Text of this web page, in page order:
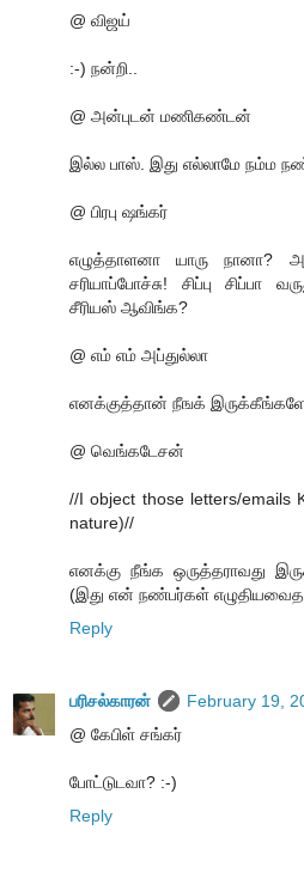
@ விஜய்
:-) நன்றி..
@ அன்புடன் மணிகண்டன்
இல்ல பாஸ். இது எல்லாமே நம்ம
@ பிரபு ஷங்கர்
எழுத்தாளனா யாரு நானா?
சரியாப்போச்சு! சிப்பு சிப்பா
சீரியஸ் ஆவிங்க?
@ எம் எம் அப்துல்லா
எனக்குத்தான் நீஙக்
@ வெங்கடேசன்
//I object those letters/emails
nature)//
எனக்கு நீங்க ஒருத்தராவது
(இது என் நண்பர்கள்
Reply
பரிசல்காரன்
February 19,
@ கேபிள் சங்கர்
போட்டுடவா? :-)
Reply